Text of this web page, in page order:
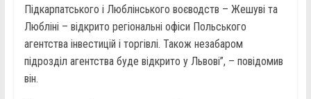
Підкарпатського і Люблінського воєводств – Жешуві та
Любліні – відкрито регіональні офіси Польського
агентства інвестицій і торгівлі. Також незабаром
підрозділ агентства буде відкрито у Львові”, – повідомив
він.